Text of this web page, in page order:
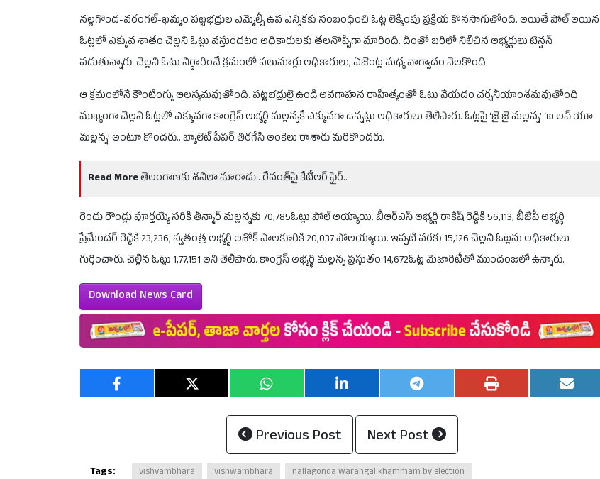
నల్లగొండ-వరంగల్-ఖమ్మం పట్టభద్రుల ఎమ్మెల్సీ ఉప ఎన్నికకు సంబంధించి ఓట్ల లెక్కింపు ప్రక్రియ కొనసాగుతోంది. అయితే పోల్ అయిన
ఓట్లలో ఎక్కువ శాతం చెల్లని ఓట్లు వస్తుండటం అధికారులకు తలనొప్పిగా మారింది. దీంతో బరిలో నిలిచిన అభ్యర్థులు టెన్షన్
పడుతున్నారు. చెల్లని ఓటు నిర్ధారించే క్రమంలో పలుమార్లు అధికారులు, ఏజెంట్ల మధ్య వాగ్వాదం నెలకొంది.
ఆ క్రమంలోనే కౌంటింగ్కు ఆలస్యమవుతోంది. పట్టభద్రులై ఉండి అవగాహన రాహిత్యంతో ఓటు వేయడం చర్చనీయాంశమవుతోంది.
ముఖ్యంగా చెల్లని ఓట్లలో ఎక్కువగా కాంగ్రెస్ అభ్యర్థి మల్లన్నకే ఎక్కువగా ఉన్నట్లు అధికారులు తెలిపారు. ఓట్లపై ‘జై జై మల్లన్న’ ‘ఐ లవ్ యూ
మల్లన్న’ అంటూ కొందరు.. బ్యాలెట్ పేపర్ తిరగేసి అంకెలు రాశారు మరికొందరు.
Read Moreతెలంగాణకు శనిలా మారాడు.. రేవంత్‌పై కేటీఆర్ ఫైర్..
రెండు రౌండ్లు పూర్తయ్యే సరికి తీన్మార్ మల్లన్నకు 70,785ఓట్లు పోల్ అయ్యాయి. బీఆర్ఎస్ అభ్యర్థి రాకేష్ రెడ్డికి 56,113, బీజేపీ అభ్యర్థి
ప్రేమేందర్ రెడ్డికి 23,236, స్వతంత్ర అభ్యర్థి అశోక్ పాలకూరికి 20,037 పోలయ్యాయి. ఇప్పటి వరకు 15,126 చెల్లని ఓట్లను అధికారులు
గుర్తించారు. చెల్లిన ఓట్లు 1,77,151 అని తెలిపారు. కాంగ్రెస్ అభ్యర్థి మల్లన్న ప్రస్తుతం 14,672ఓట్ల మెజారిటీతో ముందంజలో ఉన్నారు.
Download News Card
Previous Post Next Post
Tags: vishvambhara vishwambhara
nallagonda warangal khammam by election